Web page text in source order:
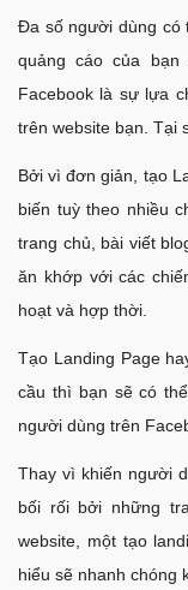
Đa số người dùng có
quảng cáo của
Facebook là sự lựa
trên website bạn. Tại
Bởi vì đơn giản, tạo
biến tuỳ theo nhiều
trang chủ, bài viết
ăn khớp với các
hoạt và hợp thời.
Tạo Landing Page
cầu thì bạn sẽ có
người dùng trên
Thay vì khiến người
bối rối bởi những
website, một tạo
hiểu sẽ nhanh chóng